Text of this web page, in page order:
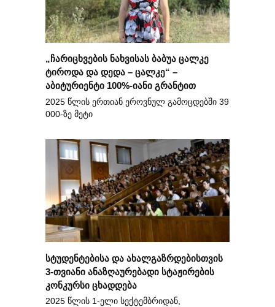
„ჩარიცხვების ნახვისას ბაბუა ცალკე
ტიროდა და დედა – ცალკე“ –
აბიტურიენტი 100%-იანი გრანტით
2025 წლის ერთიან ეროვნულ გამოცდებში 39
000-ზე მეტი
სტუდენტებისა და ახალგაზრდებისთვის
3-თვიანი ანაზღაურებადი სტაჟირების
კონკურსი ცხადდება
2025 წლის 1-ელი სექტემბრიდან,